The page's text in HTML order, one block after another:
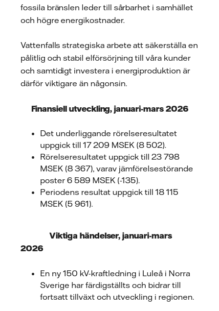
fossila bränslen leder till sårbarhet i samhället
och högre energikostnader.
Vattenfalls strategiska arbete att säkerställa en
pålitlig och stabil elförsörjning till våra kunder
och samtidigt investera i energiproduktion är
därför viktigare än någonsin.
Finansiell utveckling, januari-mars 2026
Det underliggande rörelseresultatet
uppgick till 17 209 MSEK (8 502).
Rörelseresultatet uppgick till 23 798
MSEK (8 367), varav jämförelsestörande
poster 6 589 MSEK (-135).
Periodens resultat uppgick till 18 115
MSEK (5 961).
Viktiga händelser, januari-mars
2026
En ny 150 kV-kraftledning i Luleå i Norra
Sverige har färdigställts och bidrar till
fortsatt tillväxt och utveckling i regionen.